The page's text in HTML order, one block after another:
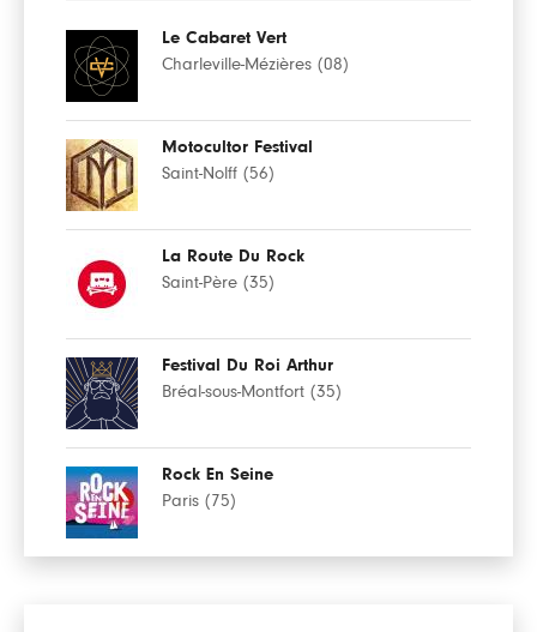
Le Cabaret Vert
Charleville-Mézières (08)
Motocultor Festival
Saint-Nolff (56)
La Route Du Rock
Saint-Père (35)
Festival Du Roi Arthur
Bréal-sous-Montfort (35)
Rock En Seine
Paris (75)